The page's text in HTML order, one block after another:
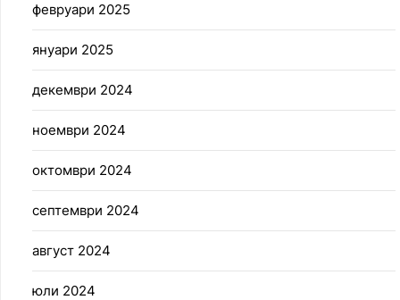
февруари 2025
януари 2025
декември 2024
ноември 2024
октомври 2024
септември 2024
август 2024
юли 2024